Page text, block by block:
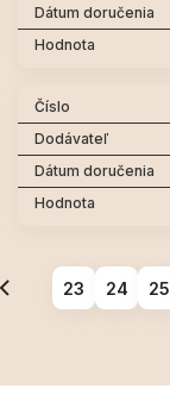
23 24 25